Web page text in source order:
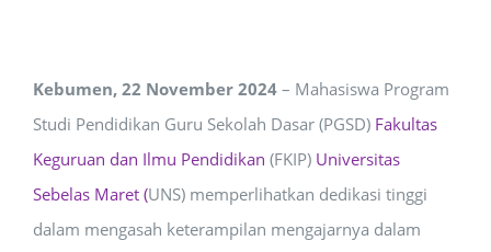
Kebumen, 22 November 2024 – Mahasiswa Program
Studi Pendidikan Guru Sekolah Dasar (PGSD) Fakultas
Keguruan dan Ilmu Pendidikan (FKIP) Universitas
Sebelas Maret (UNS) memperlihatkan dedikasi tinggi
dalam mengasah keterampilan mengajarnya dalam